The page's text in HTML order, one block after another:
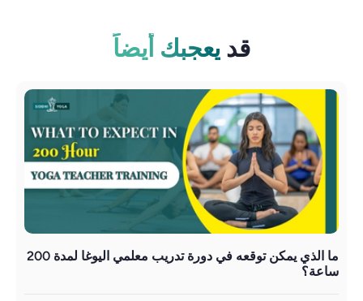
قديعجبك أيضاً
ما الذي يمكن توقعه في دورة تدريب معلمي اليوغا لمدة 200
ساعة؟